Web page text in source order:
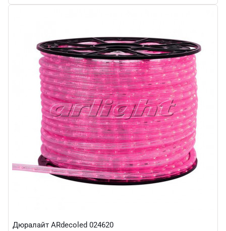
Дюралайт ARdecoled 024620